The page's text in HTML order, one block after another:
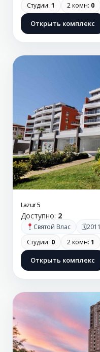
Студии: 1 2 комн: 0
Открыть комплекс
Lazur 5
Доступно: 2
Святой Влас 🗓2011
Студии: 0 2 комн: 1
Открыть комплекс